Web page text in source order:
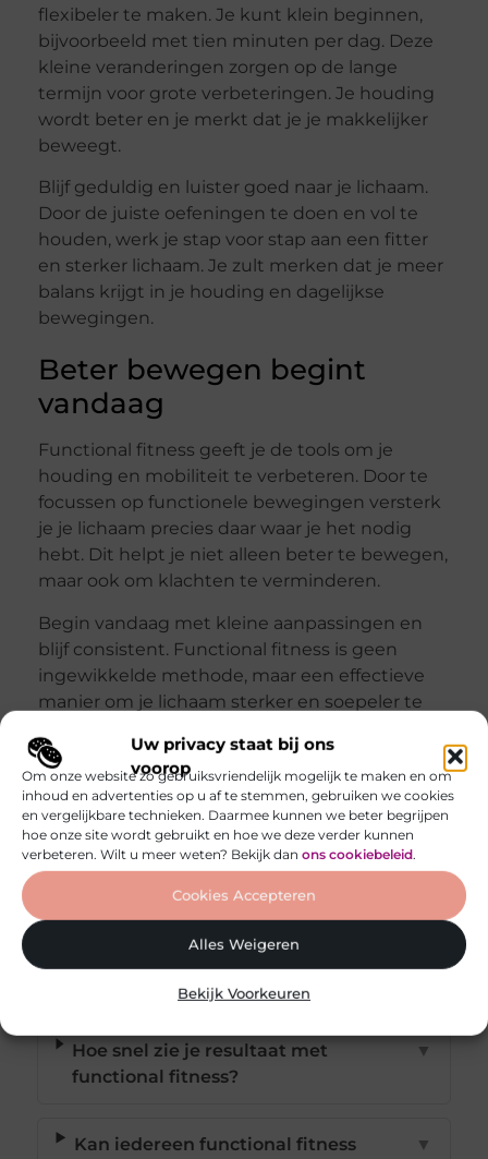
Uw privacy staat bij ons
voorop
Om onze website zo gebruiksvriendelijk mogelijk te maken en om
inhoud en advertenties op u af te stemmen, gebruiken we cookies
en vergelijkbare technieken. Daarmee kunnen we beter begrijpen
hoe onze site wordt gebruikt en hoe we deze verder kunnen
verbeteren. Wilt u meer weten? Bekijk dan ons cookiebeleid.
Cookies Accepteren
Alles Weigeren
Bekijk Voorkeuren
flexibeler te maken. Je kunt klein beginnen,
bijvoorbeeld met tien minuten per dag. Deze
kleine veranderingen zorgen op de lange
termijn voor grote verbeteringen. Je houding
wordt beter en je merkt dat je je makkelijker
beweegt.
Blijf geduldig en luister goed naar je lichaam.
Door de juiste oefeningen te doen en vol te
houden, werk je stap voor stap aan een fitter
en sterker lichaam. Je zult merken dat je meer
balans krijgt in je houding en dagelijkse
bewegingen.
Beter bewegen begint
vandaag
Functional fitness geeft je de tools om je
houding en mobiliteit te verbeteren. Door te
focussen op functionele bewegingen versterk
je je lichaam precies daar waar je het nodig
hebt. Dit helpt je niet alleen beter te bewegen,
maar ook om klachten te verminderen.
Begin vandaag met kleine aanpassingen en
blijf consistent. Functional fitness is geen
ingewikkelde methode, maar een effectieve
manier om je lichaam sterker en soepeler te
fitter en beweeg je met meer gemak. Jouw
lichaam zal je dankbaar zijn!
Veelgestelde vragen
Wat is functional fitness precies?
Hoe snel zie je resultaat met
functional fitness?
▼
Kan iedereen functional fitness
▼